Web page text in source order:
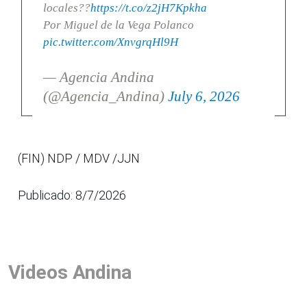
locales??https://t.co/z2jH7Kpkha
Por Miguel de la Vega Polanco
pic.twitter.com/XnvgrqHl9H
— Agencia Andina
(@Agencia_Andina) July 6, 2026
(FIN) NDP / MDV /JJN
Publicado: 8/7/2026
Videos Andina